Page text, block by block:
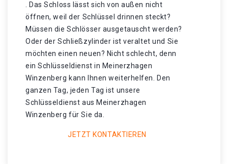
. Das Schloss lässt sich von außen nicht
öffnen, weil der Schlüssel drinnen steckt?
Müssen die Schlösser ausgetauscht werden?
Oder der Schließzylinder ist veraltet und Sie
möchten einen neuen? Nicht schlecht, denn
ein Schlüsseldienst in Meinerzhagen
Winzenberg kann Ihnen weiterhelfen. Den
ganzen Tag, jeden Tag ist unsere
Schlüsseldienst aus Meinerzhagen
Winzenberg für Sie da.
JETZT KONTAKTIEREN